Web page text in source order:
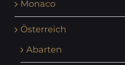
Monaco
Österreich
Abarten